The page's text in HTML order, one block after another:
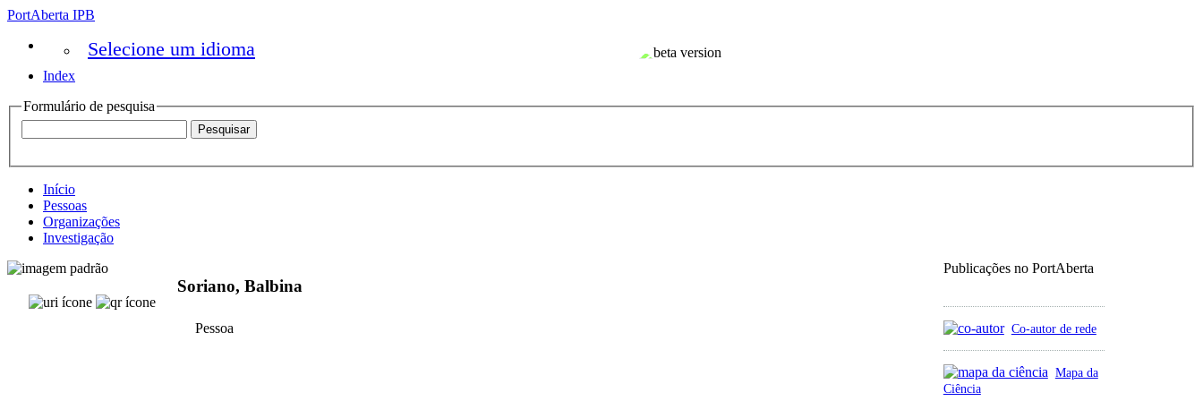
PortAberta IPB
Selecione um idioma
Index
Formulário de pesquisa
Início
Pessoas
Organizações
Investigação
Publicações no PortAberta
Co-autor de rede
Mapa da
Ciência
Soriano, Balbina
Pessoa